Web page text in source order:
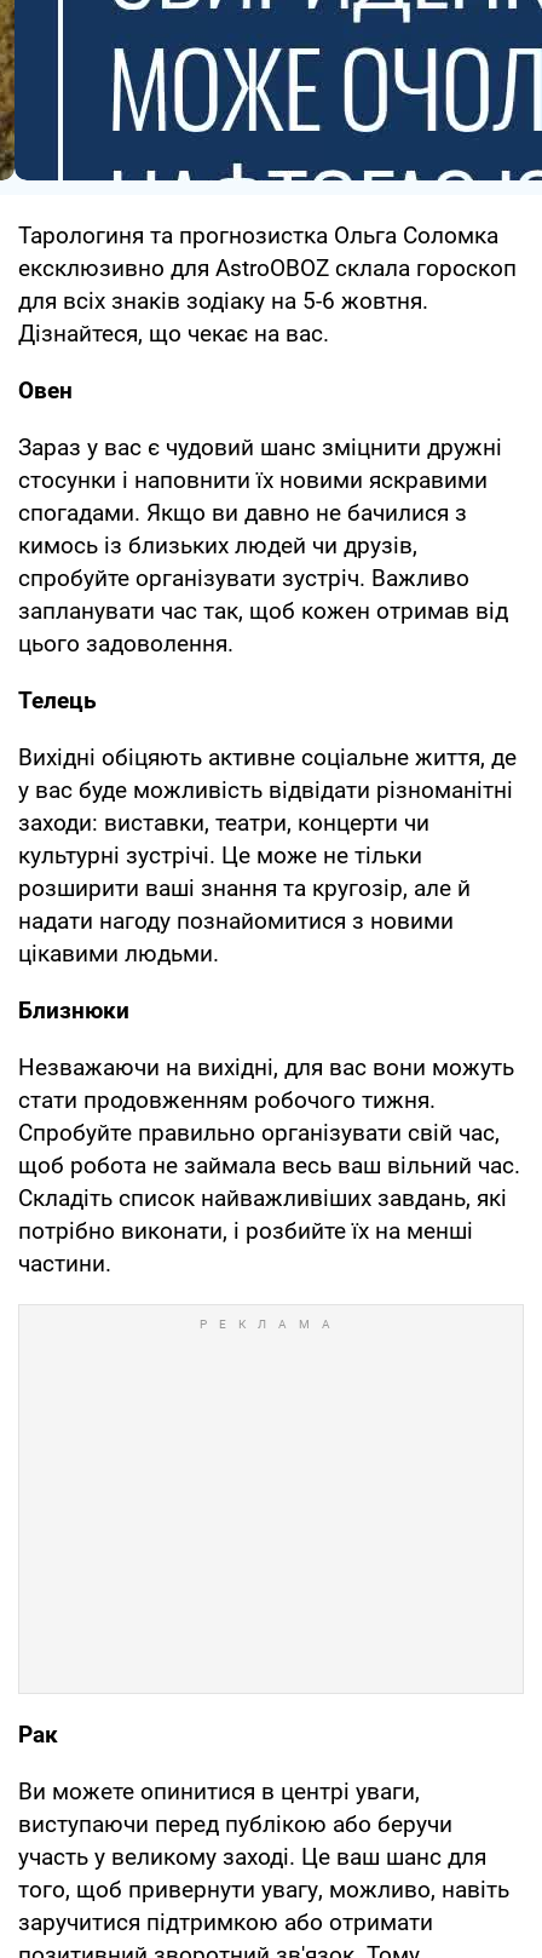
Тарологиня та прогнозистка Ольга Соломка
ексклюзивно для AstroOBOZ склала гороскоп
для всіх знаків зодіаку на 5-6 жовтня.
Дізнайтеся, що чекає на вас.
Овен
Зараз у вас є чудовий шанс зміцнити дружні
стосунки і наповнити їх новими яскравими
спогадами. Якщо ви давно не бачилися з
кимось із близьких людей чи друзів,
спробуйте організувати зустріч. Важливо
запланувати час так, щоб кожен отримав від
цього задоволення.
Телець
Вихідні обіцяють активне соціальне життя, де
у вас буде можливість відвідати різноманітні
заходи: виставки, театри, концерти чи
культурні зустрічі. Це може не тільки
розширити ваші знання та кругозір, але й
надати нагоду познайомитися з новими
цікавими людьми.
Близнюки
Незважаючи на вихідні, для вас вони можуть
стати продовженням робочого тижня.
Спробуйте правильно організувати свій час,
щоб робота не займала весь ваш вільний час.
Складіть список найважливіших завдань, які
потрібно виконати, і розбийте їх на менші
частини.
Рак
Ви можете опинитися в центрі уваги,
виступаючи перед публікою або беручи
участь у великому заході. Це ваш шанс для
того, щоб привернути увагу, можливо, навіть
заручитися підтримкою або отримати